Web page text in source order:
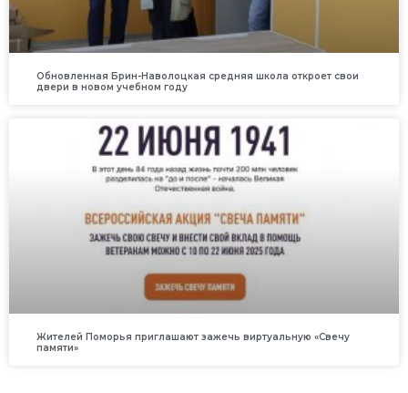
Обновленная Брин-Наволоцкая средняя школа откроет свои
двери в новом учебном году
Жителей Поморья приглашают зажечь виртуальную «Свечу
памяти»